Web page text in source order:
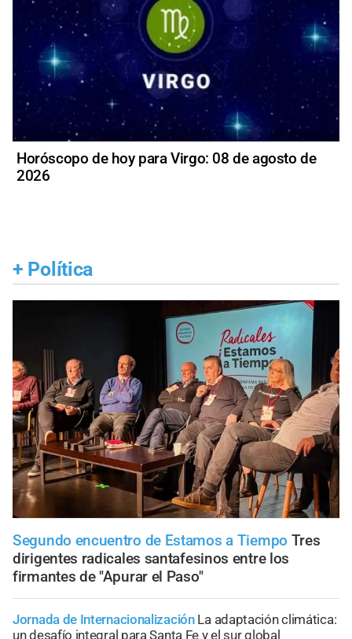
Horóscopo de hoy para Virgo: 08 de agosto de
2026
+ Política
Segundo encuentro de Estamos a Tiempo Tres
dirigentes radicales santafesinos entre los
firmantes de "Apurar el Paso"
Jornada de Internacionalización La adaptación climática:
un desafío integral para Santa Fe y el sur global